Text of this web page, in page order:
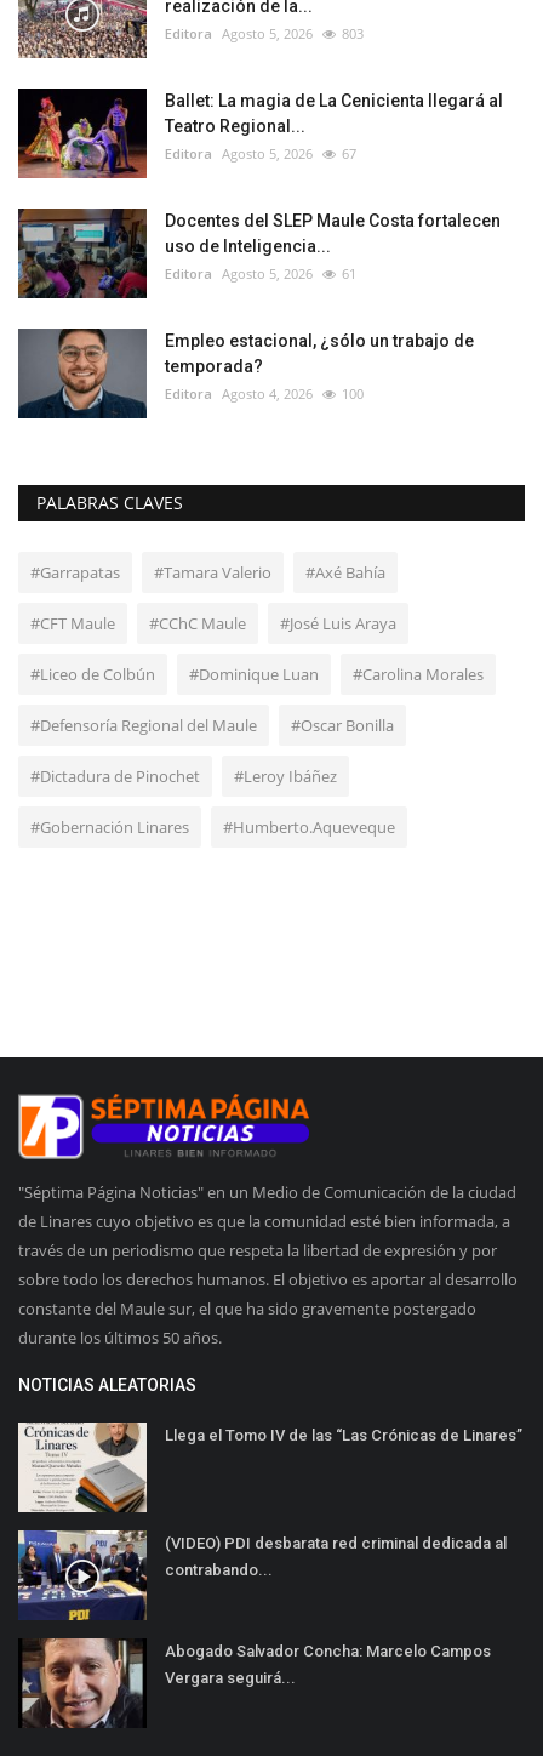
realización de la...
Editora Agosto 5, 2026 803
Ballet: La magia de La Cenicienta llegará al
Teatro Regional...
Editora Agosto 5, 2026 67
Docentes del SLEP Maule Costa fortalecen
uso de Inteligencia...
Editora Agosto 5, 2026 61
Empleo estacional, ¿sólo un trabajo de
temporada?
Editora Agosto 4, 2026 100
PALABRAS CLAVES
#Garrapatas #Tamara Valerio #Axé Bahía
#CFT Maule #CChC Maule #José Luis Araya
#Liceo de Colbún #Dominique Luan #Carolina Morales
#Defensoría Regional del Maule #Oscar Bonilla
#Dictadura de Pinochet #Leroy Ibáñez
#Gobernación Linares #Humberto.Aqueveque
"Séptima Página Noticias" en un Medio de Comunicación de la ciudad
de Linares cuyo objetivo es que la comunidad esté bien informada, a
través de un periodismo que respeta la libertad de expresión y por
sobre todo los derechos humanos. El objetivo es aportar al desarrollo
constante del Maule sur, el que ha sido gravemente postergado
durante los últimos 50 años.
NOTICIAS ALEATORIAS
Llega el Tomo IV de las “Las Crónicas de Linares”
(VIDEO) PDI desbarata red criminal dedicada al
contrabando...
Abogado Salvador Concha: Marcelo Campos
Vergara seguirá...